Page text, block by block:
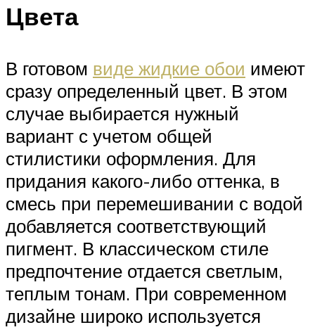
Цвета
В готовом виде жидкие обои имеют
сразу определенный цвет. В этом
случае выбирается нужный
вариант с учетом общей
стилистики оформления. Для
придания какого-либо оттенка, в
смесь при перемешивании с водой
добавляется соответствующий
пигмент. В классическом стиле
предпочтение отдается светлым,
теплым тонам. При современном
дизайне широко используется